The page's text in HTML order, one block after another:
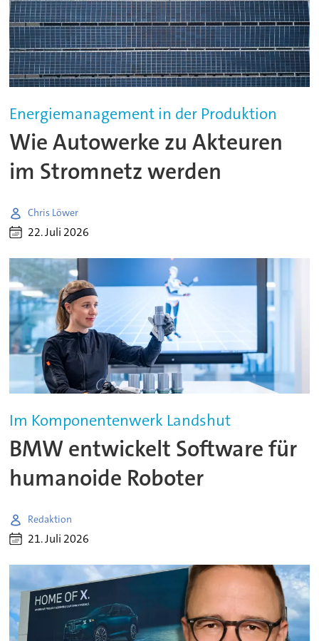
Energiemanagement in der Produktion
Wie Autowerke zu Akteuren
im Stromnetz werden
Chris Löwer
22. Juli 2026
Im Komponentenwerk Landshut
BMW entwickelt Software für
humanoide Roboter
Redaktion
21. Juli 2026